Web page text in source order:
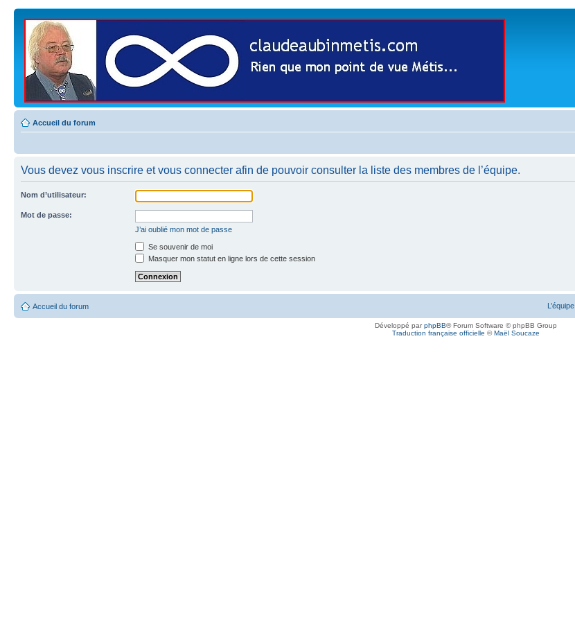
Accueil du forum
Vous devez vous inscrire et vous connecter afin de pouvoir consulter la liste des membres de l’équipe.
Nom d’utilisateur:
Mot de passe:
J’ai oublié mon mot de passe
Se souvenir de moi
Masquer mon statut en ligne lors de cette session
Accueil du forum L’équipe
Développé parphpBB® Forum Software © phpBB Group
Traduction française officielle ©Maël Soucaze